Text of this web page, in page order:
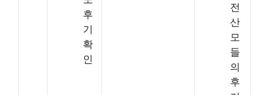
후
기
확
인
전
산
모
들
의
후